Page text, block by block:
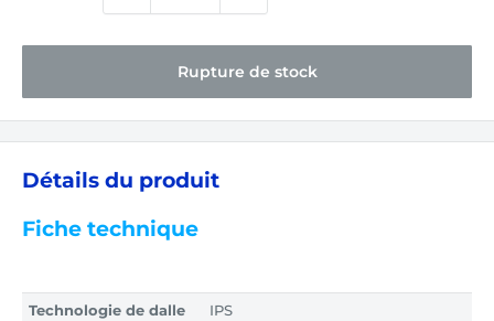
Rupture de stock
Détails du produit
Fiche technique
Technologie de dalle
IPS